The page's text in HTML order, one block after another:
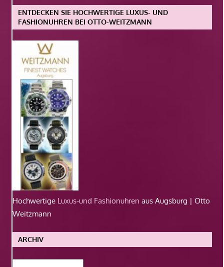
ENTDECKEN SIE HOCHWERTIGE LUXUS- UND
FASHIONUHREN BEI OTTO-WEITZMANN
Hochwertige Luxus-und Fashionuhren aus Augsburg | Otto
Weitzmann
ARCHIV